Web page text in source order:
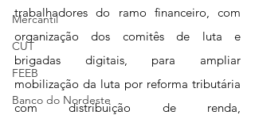
Mercantil
CUT
FEEB
Banco do Nordeste
trabalhadores do ramo financeiro, com
organização dos comitês de luta e
brigadas digitais, para ampliar
mobilização da luta por reforma tributária
com distribuição de renda,